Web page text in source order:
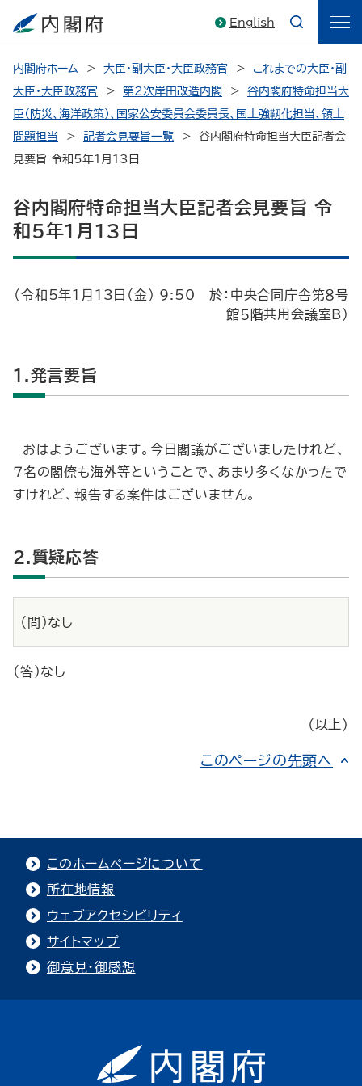
English
内閣府ホーム 大臣・副大臣・大臣政務官
これまでの大臣・副
大臣・大臣政務官
第2次岸田改造内閣
谷内閣府特命担当大
臣（防災、海洋政策）、国家公安委員会委員長、国土強靱化担当、領土
問題担当
記者会見要旨一覧
谷内閣府特命担当大臣記者会
見要旨 令和5年1月13日
谷内閣府特命担当大臣記者会見要旨 令
和5年1月13日
（令和5年1月13日（金） 9:50 於：中央合同庁舎第８号
館５階共用会議室Ｂ）
1.発言要旨
おはようございます。今日閣議がございましたけれど、
７名の閣僚も海外等ということで、あまり多くなかったで
すけれど、報告する案件はございません。
2.質疑応答
（問）なし
（答）なし
（以上）
このページの先頭へ
このホームページについて
所在地情報
ウェブアクセシビリティ
サイトマップ
御意見・御感想